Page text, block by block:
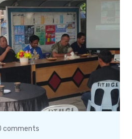
comments